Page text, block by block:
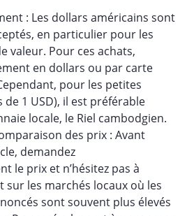
: Les dollars américains sont
en particulier pour les
valeur. Pour ces achats,
en dollars ou par carte
pour les petites
de 1 USD), il est préférable
locale, le Riel cambodgien.
des prix : Avant
demandez
le prix et n’hésitez pas à
sur les marchés locaux où les
sont souvent plus élevés